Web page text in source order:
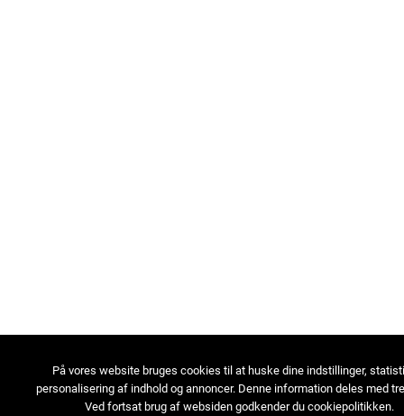
På vores website bruges cookies til at huske dine indstillinger,
personalisering af indhold og annoncer. Denne information deles med
Ved fortsat brug af websiden godkender du cookiepolitikken.